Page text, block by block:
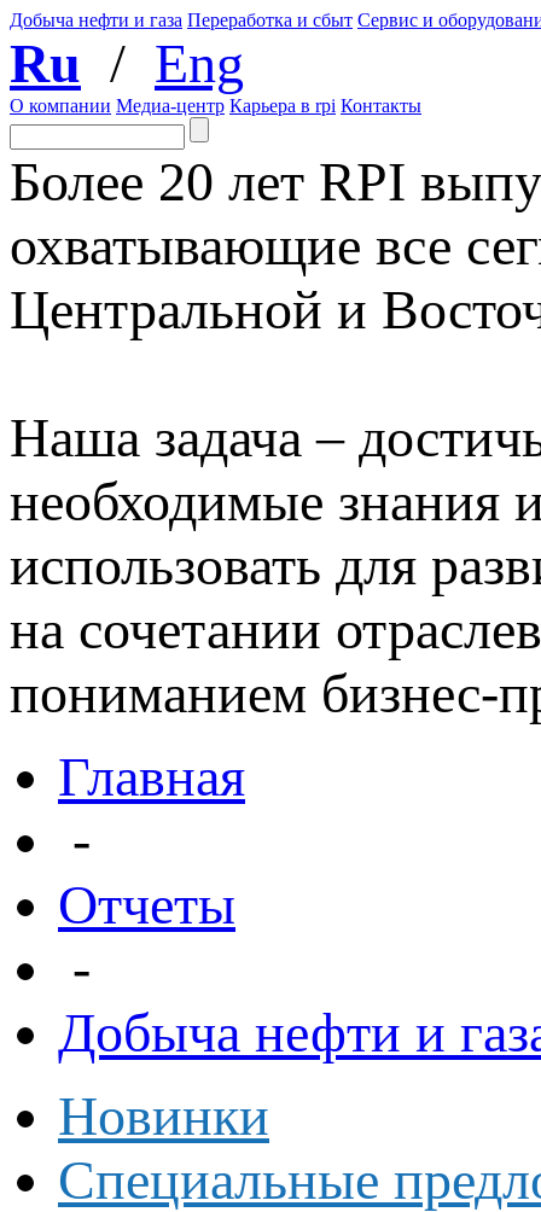
Добыча нефти и газа Переработка и сбыт Сервис и
Ru / Eng
О компании Медиа-центр Карьера в rpi Контакты
Более 20 лет RPI
охватывающие все
Центральной и
Наша задача –
необходимые знания
использовать для
на сочетании
пониманием бизнес-
Главная
-
Отчеты
-
Добыча нефти и
Новинки
Специальные